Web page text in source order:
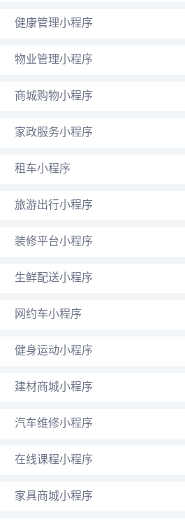
健康管理小程序
物业管理小程序
商城购物小程序
家政服务小程序
租车小程序
旅游出行小程序
装修平台小程序
生鲜配送小程序
网约车小程序
健身运动小程序
建材商城小程序
汽车维修小程序
在线课程小程序
家具商城小程序